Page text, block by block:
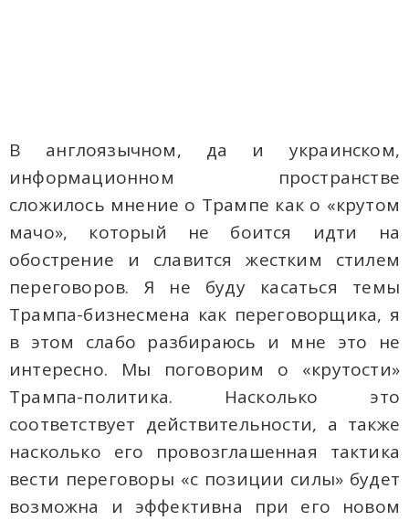
В англоязычном, да и украинском,
информационном пространстве
сложилось мнение о Трампе как о «крутом
мачо», который не боится идти на
обострение и славится жестким стилем
переговоров. Я не буду касаться темы
Трампа-бизнесмена как переговорщика, я
в этом слабо разбираюсь и мне это не
интересно. Мы поговорим о «крутости»
Трампа-политика. Насколько это
соответствует действительности, а также
насколько его провозглашенная тактика
вести переговоры «с позиции силы» будет
возможна и эффективна при его новом